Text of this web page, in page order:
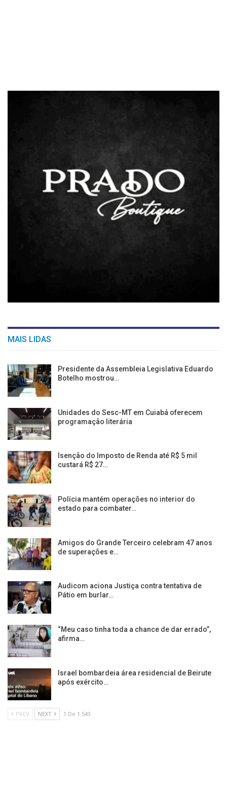
MAIS LIDAS
Presidente da Assembleia Legislativa Eduardo
Botelho mostrou…
Unidades do Sesc-MT em Cuiabá oferecem
programação literária
Isenção do Imposto de Renda até R$ 5 mil
custará R$ 27…
Polícia mantém operações no interior do
estado para combater…
Amigos do Grande Terceiro celebram 47 anos
de superações e…
Audicom aciona Justiça contra tentativa de
Pátio em burlar…
“Meu caso tinha toda a chance de dar errado”,
afirma…
Israel bombardeia área residencial de Beirute
após exército…
PREV NEXT 1 De 1.543